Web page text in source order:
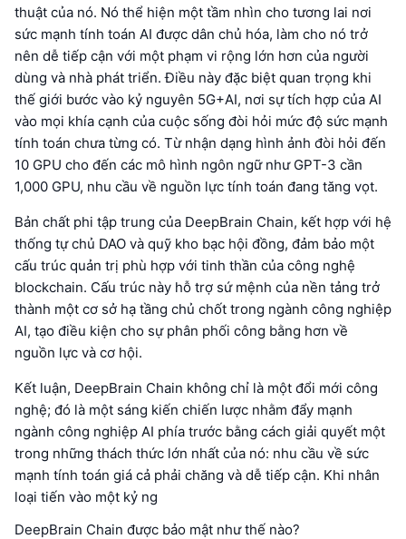
thuật của nó. Nó thể hiện một tầm nhìn cho tương lai nơi
sức mạnh tính toán AI được dân chủ hóa, làm cho nó trở
nên dễ tiếp cận với một phạm vi rộng lớn hơn của người
dùng và nhà phát triển. Điều này đặc biệt quan trọng khi
thế giới bước vào kỷ nguyên 5G+AI, nơi sự tích hợp của AI
vào mọi khía cạnh của cuộc sống đòi hỏi mức độ sức mạnh
tính toán chưa từng có. Từ nhận dạng hình ảnh đòi hỏi đến
10 GPU cho đến các mô hình ngôn ngữ như GPT-3 cần
1,000 GPU, nhu cầu về nguồn lực tính toán đang tăng vọt.
Bản chất phi tập trung của DeepBrain Chain, kết hợp với hệ
thống tự chủ DAO và quỹ kho bạc hội đồng, đảm bảo một
cấu trúc quản trị phù hợp với tinh thần của công nghệ
blockchain. Cấu trúc này hỗ trợ sứ mệnh của nền tảng trở
thành một cơ sở hạ tầng chủ chốt trong ngành công nghiệp
AI, tạo điều kiện cho sự phân phối công bằng hơn về
nguồn lực và cơ hội.
Kết luận, DeepBrain Chain không chỉ là một đổi mới công
nghệ; đó là một sáng kiến chiến lược nhằm đẩy mạnh
ngành công nghiệp AI phía trước bằng cách giải quyết một
trong những thách thức lớn nhất của nó: nhu cầu về sức
mạnh tính toán giá cả phải chăng và dễ tiếp cận. Khi nhân
loại tiến vào một kỷ ng
DeepBrain Chain được bảo mật như thế nào?